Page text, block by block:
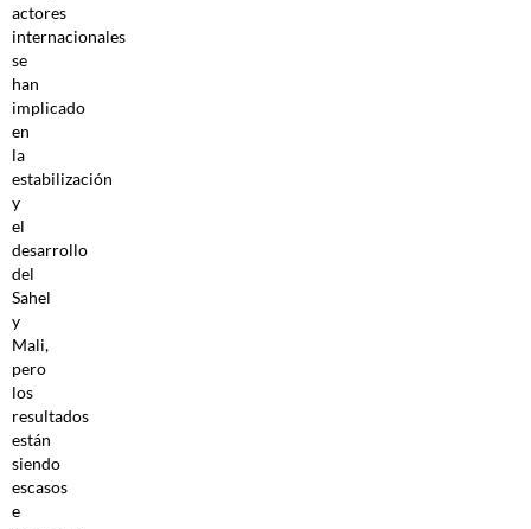
actores
internacionales
se
han
implicado
en
la
estabilización
y
el
desarrollo
del
Sahel
y
Mali,
pero
los
resultados
están
siendo
escasos
e